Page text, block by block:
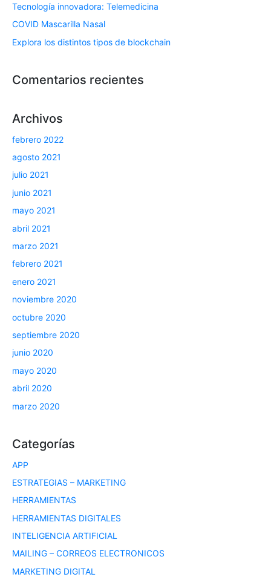
Tecnología innovadora: Telemedicina
COVID Mascarilla Nasal
Explora los distintos tipos de blockchain
Comentarios recientes
Archivos
febrero 2022
agosto 2021
julio 2021
junio 2021
mayo 2021
abril 2021
marzo 2021
febrero 2021
enero 2021
noviembre 2020
octubre 2020
septiembre 2020
junio 2020
mayo 2020
abril 2020
marzo 2020
Categorías
APP
ESTRATEGIAS – MARKETING
HERRAMIENTAS
HERRAMIENTAS DIGITALES
INTELIGENCIA ARTIFICIAL
MAILING – CORREOS ELECTRONICOS
MARKETING DIGITAL